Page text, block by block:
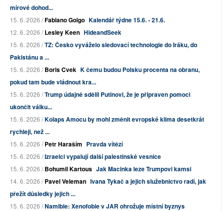
mírové dohod...
15. 6. 2026 /Fabiano Golgo Kalendář týdne 15.6. - 21.6.
12. 6. 2026 /Lesley Keen HideandSeek
15. 6. 2026 /TZ: Česko vyváželo sledovací technologie do Iráku, do
Pakistánu a ...
15. 6. 2026 /Boris Cvek K čemu budou Polsku procenta na obranu,
pokud tam bude vládnout kra...
15. 6. 2026 /Trump údajně sdělil Putinovi, že je připraven pomoci
ukončit válku...
15. 6. 2026 /Kolaps Amocu by mohl změnit evropské klima desetkrát
rychleji, než ...
15. 6. 2026 /Petr Haraším Pravda vítězí
15. 6. 2026 /Izraelci vypalují další palestinské vesnice
15. 6. 2026 /Bohumil Kartous Jak Macinka leze Trumpovi kamsi
14. 6. 2026 /Pavel Veleman Ivana Tykač a jejich služebnictvo radí, jak
přežít důsledky jejich ...
15. 6. 2026 /Namibie: Xenofobie v JAR ohrožuje místní byznys